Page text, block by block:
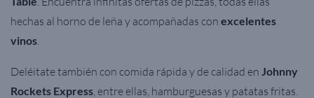
hechas al horno de leña y acompañadas con excelentes
vinos
Deléitate también con comida rápida y de calidad en Johnny
Rockets Express , entre ellas, hamburguesas y patatas fritas.